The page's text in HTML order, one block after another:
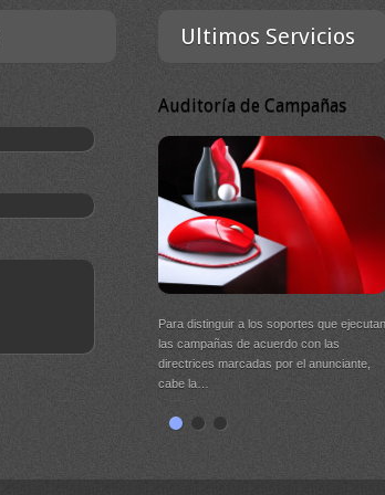
Ultimos Servicios
Auditoría de Campañas
Para distinguir a los soportes que ejecutan
las campañas de acuerdo con las
directrices marcadas por el anunciante,
cabe la…